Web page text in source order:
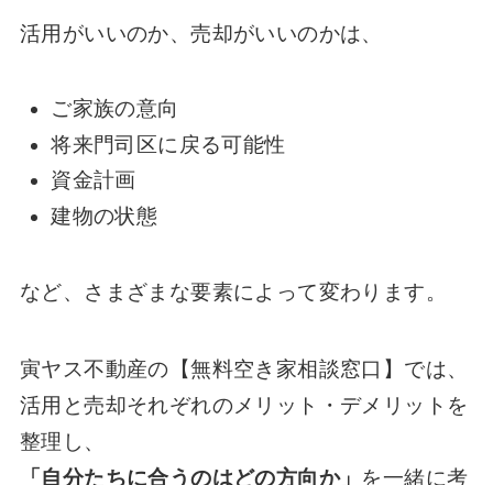
活用がいいのか、売却がいいのかは、
ご家族の意向
将来門司区に戻る可能性
資金計画
建物の状態
など、さまざまな要素によって変わります。
寅ヤス不動産の【無料空き家相談窓口】では、
活用と売却それぞれのメリット・デメリットを
整理し、
「自分たちに合うのはどの方向か」 を一緒に考